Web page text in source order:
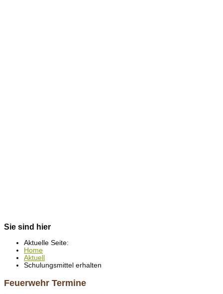
Sie sind hier
Aktuelle Seite:
Home
Aktuell
Schulungsmittel erhalten
Feuerwehr Termine